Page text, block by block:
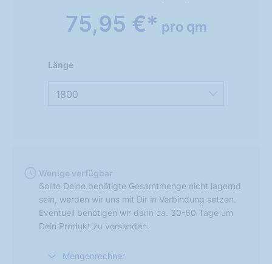
75,95 €* pro qm
1800
Länge
Wenige verfügbar
Sollte Deine benötigte Gesamtmenge nicht lagernd
sein, werden wir uns mit Dir in Verbindung setzen.
Eventuell benötigen wir dann ca. 30-60 Tage um
Dein Produkt zu versenden.
Mengenrechner